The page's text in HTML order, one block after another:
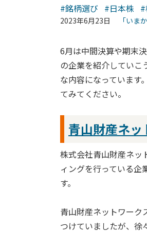
#銘柄選び #日本株
2023年6月23日 「いま
6月は中間決算や期末
の企業を紹介していこ
な内容になっています
てみてください。
青山財産ネッ
株式会社青山財産ネッ
ィングを行っている企
す。
青山財産ネットワーク
つけていましたが、徐